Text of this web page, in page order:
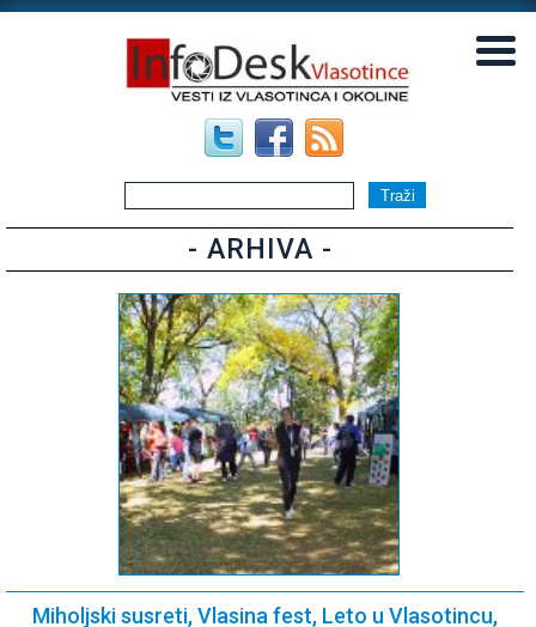
- ARHIVA -
Miholjski susreti, Vlasina fest, Leto u Vlasotincu,